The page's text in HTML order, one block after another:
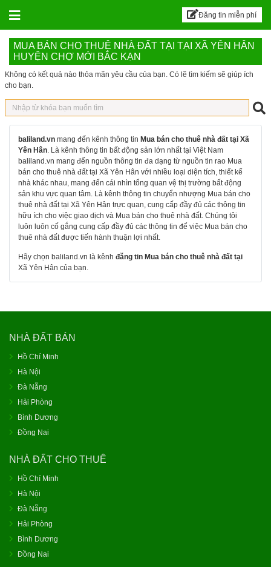
BALILAND – Sàn
Đăng tin miễn phí
MUA BÁN CHO THUÊ NHÀ ĐẤT TẠI TẠI XÃ YÊN HÂN
HUYỆN CHỢ MỚI BẮC KẠN
Không có kết quả nào thỏa mãn yêu cầu của bạn. Có lẽ tìm kiếm sẽ giúp ích
cho bạn.
baliland.vn mang đến kênh thông tin Mua bán cho thuê nhà đất tại Xã
Yên Hân. Là kênh thông tin bất động sản lớn nhất tại Việt Nam
baliland.vn mang đến nguồn thông tin đa dạng từ nguồn tin rao Mua
bán cho thuê nhà đất tại Xã Yên Hân với nhiều loại diện tích, thiết kế
nhà khác nhau, mang đến cái nhìn tổng quan vệ thị trường bất động
sản khu vực quan tâm. Là kênh thông tin chuyển nhượng Mua bán cho
thuê nhà đất tại Xã Yên Hân trực quan, cung cấp đầy đủ các thông tin
hữu ích cho việc giao dịch và Mua bán cho thuê nhà đất. Chúng tôi
luôn luôn cố gắng cung cấp đầy đủ các thông tin để việc Mua bán cho
thuê nhà đất được tiến hành thuận lợi nhất.
Hãy chọn baliland.vn là kênh đăng tin Mua bán cho thuê nhà đất tại
Xã Yên Hân của bạn.
NHÀ ĐẤT BÁN
Hồ Chí Minh
Hà Nội
Đà Nẵng
Hải Phòng
Bình Dương
Đồng Nai
NHÀ ĐẤT CHO THUÊ
Hồ Chí Minh
Hà Nội
Đà Nẵng
Hải Phòng
Bình Dương
Đồng Nai